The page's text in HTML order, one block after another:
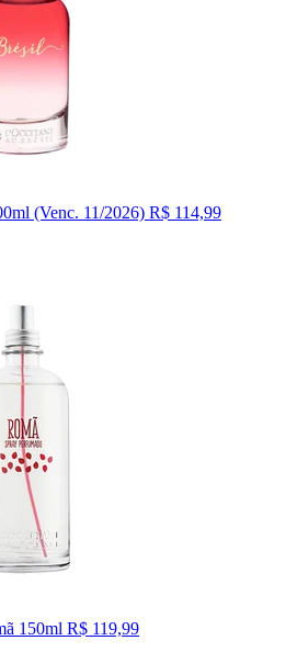
(Venc. 11/2026) R$ 114,99
150ml R$ 119,99